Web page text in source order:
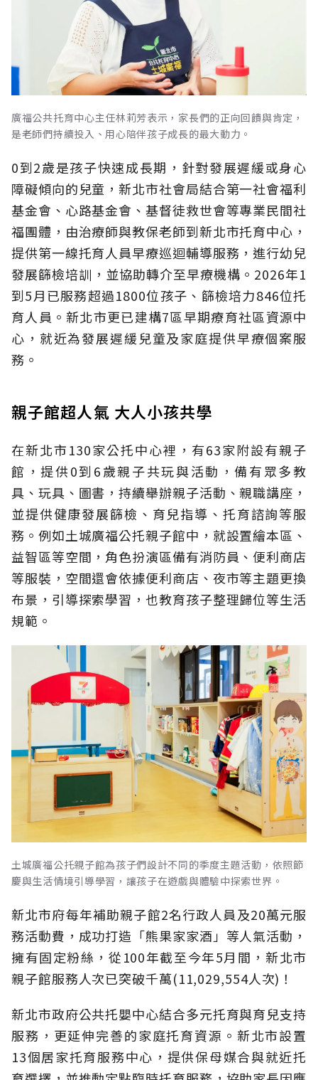
廣福公共托育中心主任林莉芳表示，家長們的正向回饋與肯定，
是老師們持續投入、用心陪伴孩子成長的最大動力。
0到2歲是孩子快速成長期，針對發展遲緩或身心
障礙傾向的兒童，新北市社會局結合第一社會福利
基金會、心路基金會、基督徒救世會等專業民間社
福團體，由治療師與教保老師到新北市托育中心，
提供第一線托育人員早療巡迴輔導服務，進行幼兒
發展篩檢培訓，並協助轉介至早療機構。2026年1
到5月已服務超過1800位孩子、篩檢培力846位托
育人員。新北市更已建構7區早期療育社區資源中
心，就近為發展遲緩兒童及家庭提供早療個案服
務。
親子館超人氣 大人小孩共學
在新北市130家公托中心裡，有63家附設有親子
館，提供0到6歲親子共玩與活動，備有眾多教
具、玩具、圖書，持續舉辦親子活動、親職講座，
並提供健康發展篩檢、育兒指導、托育諮詢等服
務。例如土城廣福公托親子館中，就設置繪本區、
益智區等空間，角色扮演區備有消防員、便利商店
等服裝，空間還會依據便利商店、夜市等主題更換
布景，引導探索學習，也教育孩子整理歸位等生活
規範。
土城廣福公托親子館為孩子們設計不同的季度主題活動，依照節
慶與生活情境引導學習，讓孩子在遊戲與體驗中探索世界。
新北市府每年補助親子館2名行政人員及20萬元服
務活動費，成功打造「熊果家家酒」等人氣活動，
擁有固定粉絲，從100年截至今年5月間，新北市
親子館服務人次已突破千萬(11,029,554人次)！
新北市政府公共托嬰中心結合多元托育與育兒支持
服務，更延伸完善的家庭托育資源。新北市設置
13個居家托育服務中心，提供保母媒合與就近托